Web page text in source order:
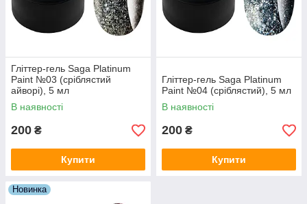
Гліттер-гель Saga Platinum
Paint №03 (сріблястий
айворі), 5 мл
В наявності
200 ₴
Купити
Гліттер-гель Saga Platinum
Paint №04 (сріблястий), 5 мл
В наявності
200 ₴
Купити
Новинка